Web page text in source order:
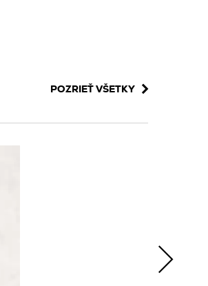
POZRIEŤ VŠETKY